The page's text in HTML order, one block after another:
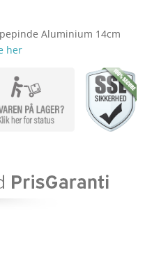
Aluminium 14cm
her